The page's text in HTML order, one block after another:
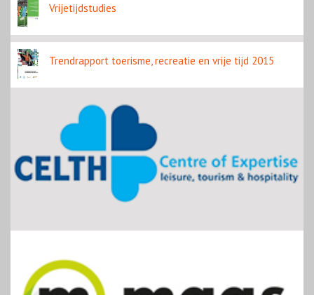
Vrijetijdstudies
Trendrapport toerisme, recreatie en vrije tijd 2015